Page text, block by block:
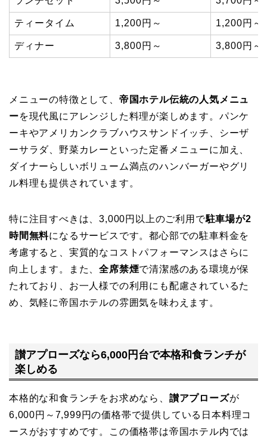
ティータイム 1,200円～ 1,200円～
ディナー 3,800円～ 3,800円～
メニューの特徴として、 帝国ホテル伝統の人気メニュ
ーを現代風にアレンジした料理が楽しめます。パンケ
ーキやアメリカンクラブハウスサンドイッチ、シーザ
ーサラダ、野菜カレーといった定番メニューに加え、
ダイナーらしいボリューム満点のハンバーガーやグリ
ル料理も提供されています。
特に注目すべきは、3,000円以上のご利用で駐車場が2
時間無料になるサービスです。都心部での駐車料金を
考慮すると、実質的なコストパフォーマンスはさらに
向上します。また、全席禁煙で清潔感のある環境が保
たれており、お一人様での利用にも配慮されているた
め、気軽に帝国ホテルの雰囲気を味わえます。
讃アプローズなら6,000円台で本格和食ランチが
楽しめる
本格的な和食ランチをお求めなら、 讃アプローズが
6,000円～7,999円の価格帯で提供している日本料理コ
ースがおすすめです。この価格帯は帝国ホテル内では